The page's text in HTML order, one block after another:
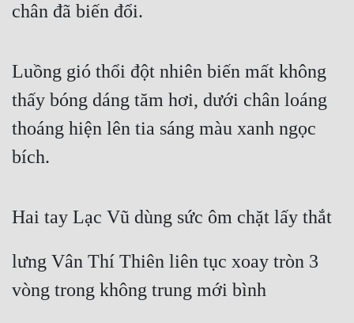
Dã Sử
Dị Giới
Gia Đấu
chân đã biến đổi.
Luồng gió thổi đột nhiên biến mất không
thấy bóng dáng tăm hơi, dưới chân loáng
thoáng hiện lên tia sáng màu xanh ngọc
bích.
Hai tay Lạc Vũ dùng sức ôm chặt lấy thắt
lưng Vân Thí Thiên liên tục xoay tròn 3
vòng trong không trung mới bình